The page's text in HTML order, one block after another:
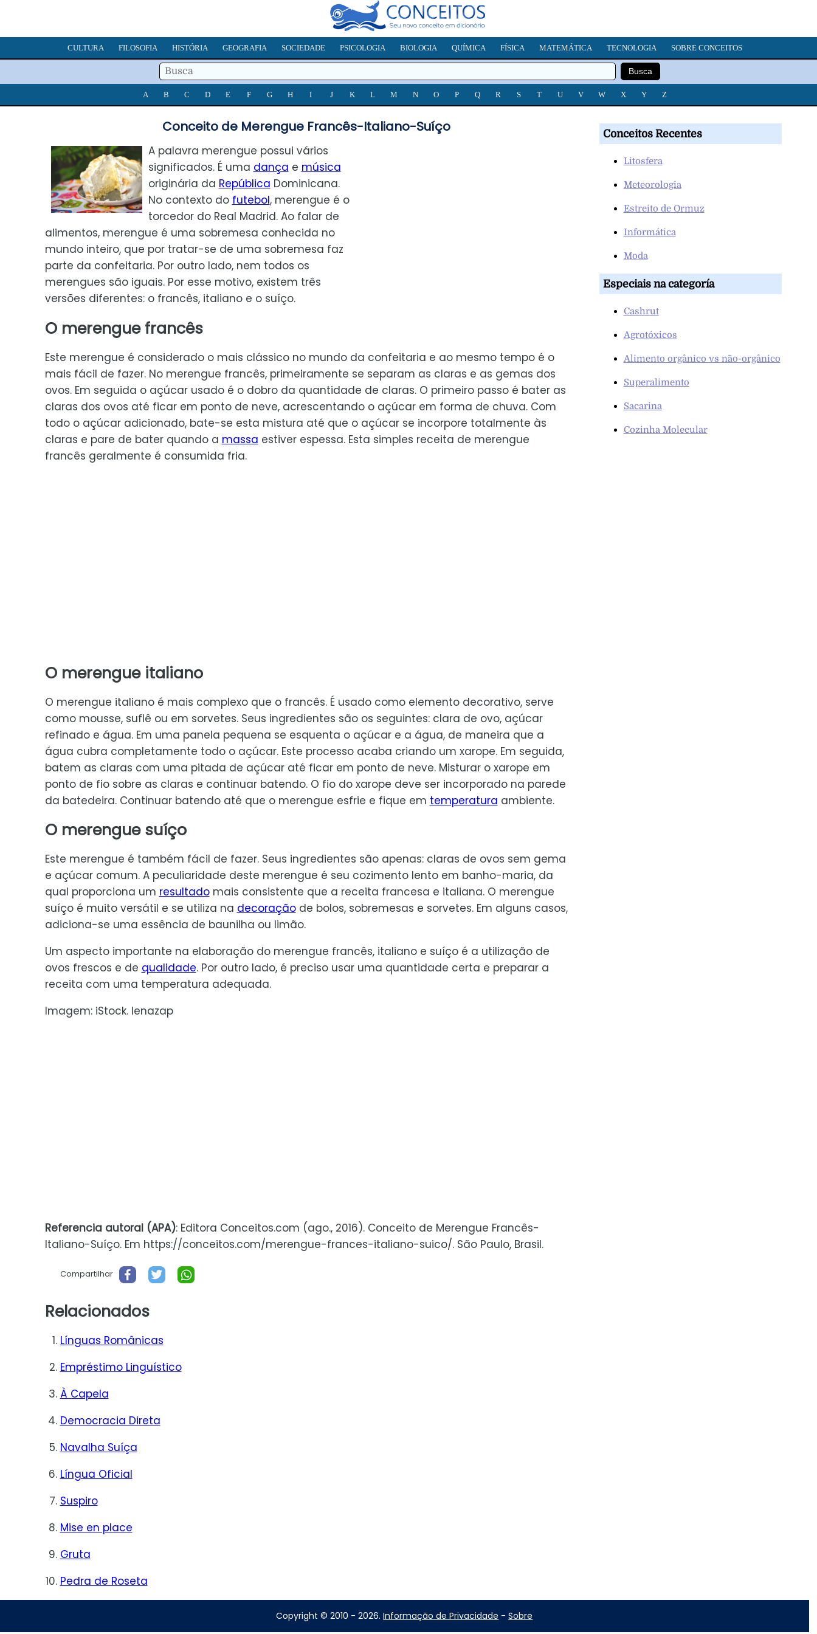
CULTURA FILOSOFIA HISTÓRIA GEOGRAFIA SOCIEDADE PSICOLOGIA BIOLOGIA QUÍMICA FÍSICA MATEMÁTICA TECNOLOGIA SOBRE CONCEITOS
A B C D E F G H I J K L M N O P Q R S T U V W X Y Z
Conceito de Merengue Francês-Italiano-Suíço
A palavra merengue possui vários
significados. É uma dança e música
originária da República Dominicana.
No contexto do futebol, merengue é o
torcedor do Real Madrid. Ao falar de
alimentos, merengue é uma sobremesa conhecida no
mundo inteiro, que por tratar-se de uma sobremesa faz
parte da confeitaria. Por outro lado, nem todos os
merengues são iguais. Por esse motivo, existem três
versões diferentes: o francês, italiano e o suíço.
O merengue francês
Este merengue é considerado o mais clássico no mundo da confeitaria e ao mesmo tempo é o
mais fácil de fazer. No merengue francês, primeiramente se separam as claras e as gemas dos
ovos. Em seguida o açúcar usado é o dobro da quantidade de claras. O primeiro passo é bater as
claras dos ovos até ficar em ponto de neve, acrescentando o açúcar em forma de chuva. Com
todo o açúcar adicionado, bate-se esta mistura até que o açúcar se incorpore totalmente às
claras e pare de bater quando a massa estiver espessa. Esta simples receita de merengue
francês geralmente é consumida fria.
O merengue italiano
O merengue italiano é mais complexo que o francês. É usado como elemento decorativo, serve
como mousse, suflê ou em sorvetes. Seus ingredientes são os seguintes: clara de ovo, açúcar
refinado e água. Em uma panela pequena se esquenta o açúcar e a água, de maneira que a
água cubra completamente todo o açúcar. Este processo acaba criando um xarope. Em seguida,
batem as claras com uma pitada de açúcar até ficar em ponto de neve. Misturar o xarope em
ponto de fio sobre as claras e continuar batendo. O fio do xarope deve ser incorporado na parede
da batedeira. Continuar batendo até que o merengue esfrie e fique em temperatura ambiente.
O merengue suíço
Este merengue é também fácil de fazer. Seus ingredientes são apenas: claras de ovos sem gema
e açúcar comum. A peculiaridade deste merengue é seu cozimento lento em banho-maria, da
qual proporciona um resultadomais consistente que a receita francesa e italiana. O merengue
suíço é muito versátil e se utiliza na decoraçãode bolos, sobremesas e sorvetes. Em alguns casos,
adiciona-se uma essência de baunilha ou limão.
Um aspecto importante na elaboração do merengue francês, italiano e suíço é a utilização de
ovos frescos e de qualidade. Por outro lado, é preciso usar uma quantidade certa e preparar a
receita com uma temperatura adequada.
Imagem: iStock. lenazap
Referencia autoral (APA): Editora Conceitos.com (ago., 2016). Conceito de Merengue Francês-
Italiano-Suíço. Em https://conceitos.com/merengue-frances-italiano-suico/. São Paulo, Brasil.
Compartilhar
Relacionados
Línguas Românicas
Empréstimo Linguístico
À Capela
Democracia Direta
Navalha Suíça
Língua Oficial
Suspiro
Mise en place
Gruta
Pedra de Roseta
Conceitos Recentes
Litosfera
Meteorologia
Estreito de Ormuz
Informática
Moda
Especiais na categoría
Cashrut
Agrotóxicos
Alimento orgânico vs não-orgânico
Superalimento
Sacarina
Cozinha Molecular
Copyright © 2010 - 2026.Informação de Privacidade -Sobre